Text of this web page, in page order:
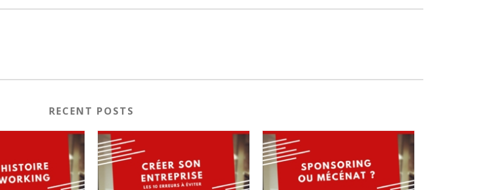
RECENT POSTS